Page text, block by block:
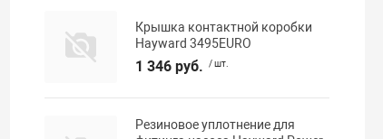
Крышка контактной коробки
Hayward 3495EURO
1 346 руб. / шт.
Резиновое уплотнение для